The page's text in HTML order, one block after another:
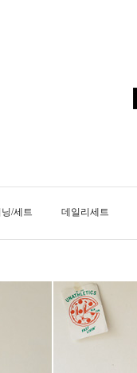
/세트 데일리세트